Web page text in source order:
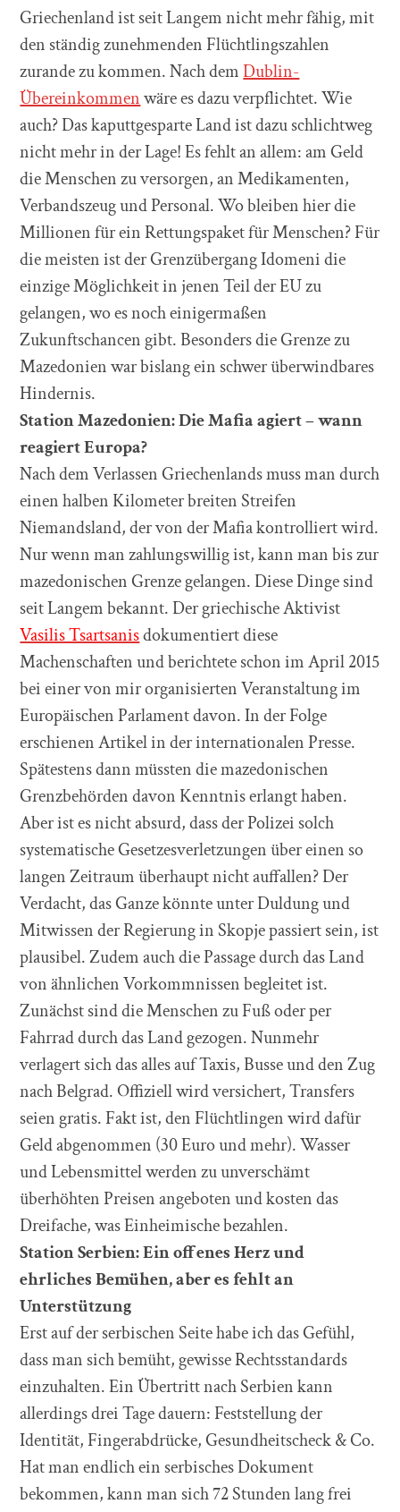
Griechenland ist seit Langem nicht mehr fähig, mit
den ständig zunehmenden Flüchtlingszahlen
zurande zu kommen. Nach demDublin-
Übereinkommen wäre es dazu verpflichtet. Wie
auch? Das kaputtgesparte Land ist dazu schlichtweg
nicht mehr in der Lage! Es fehlt an allem: am Geld
die Menschen zu versorgen, an Medikamenten,
Verbandszeug und Personal. Wo bleiben hier die
Millionen für ein Rettungspaket für Menschen? Für
die meisten ist der Grenzübergang Idomeni die
einzige Möglichkeit in jenen Teil der EU zu
gelangen, wo es noch einigermaßen
Zukunftschancen gibt. Besonders die Grenze zu
Mazedonien war bislang ein schwer überwindbares
Hindernis.
Station Mazedonien:Die Mafia agiert – wann
reagiert Europa?
Nach dem Verlassen Griechenlands muss man durch
einen halben Kilometer breiten Streifen
Niemandsland, der von der Mafia kontrolliert wird.
Nur wenn man zahlungswillig ist, kann man bis zur
mazedonischen Grenze gelangen. Diese Dinge sind
seit Langem bekannt. Der griechische Aktivist
Vasilis Tsartsanisdokumentiert diese
Machenschaften und berichtete schon im April 2015
bei einer von mir organisierten Veranstaltung im
Europäischen Parlament davon. In der Folge
erschienen Artikel in der internationalen Presse.
Spätestens dann müssten die mazedonischen
Grenzbehörden davon Kenntnis erlangt haben.
Aber ist es nicht absurd, dass der Polizei solch
systematische Gesetzesverletzungen über einen so
langen Zeitraum überhaupt nicht auffallen? Der
Verdacht, das Ganze könnte unter Duldung und
Mitwissen der Regierung in Skopje passiert sein, ist
plausibel. Zudem auch die Passage durch das Land
von ähnlichen Vorkommnissen begleitet ist.
Zunächst sind die Menschen zu Fuß oder per
Fahrrad durch das Land gezogen. Nunmehr
verlagert sich das alles auf Taxis, Busse und den Zug
nach Belgrad. Offiziell wird versichert, Transfers
seien gratis. Fakt ist, den Flüchtlingen wird dafür
Geld abgenommen (30 Euro und mehr). Wasser
und Lebensmittel werden zu unverschämt
überhöhten Preisen angeboten und kosten das
Dreifache, was Einheimische bezahlen.
Station Serbien:Ein offenes Herz und
ehrliches Bemühen, aber es fehlt an
Unterstützung
Erst auf der serbischen Seite habe ich das Gefühl,
dass man sich bemüht, gewisse Rechtsstandards
einzuhalten. Ein Übertritt nach Serbien kann
allerdings drei Tage dauern: Feststellung der
Identität, Fingerabdrücke, Gesundheitscheck & Co.
Hat man endlich ein serbisches Dokument
bekommen, kann man sich 72 Stunden lang frei